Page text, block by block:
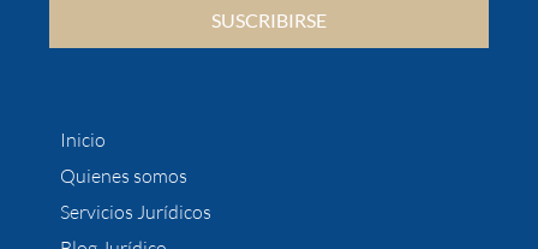
SUSCRIBIRSE
Inicio
Quienes somos
Servicios Jurídicos